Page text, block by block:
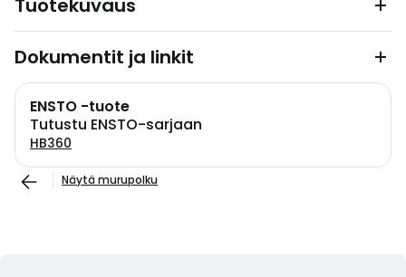
Tuotekuvaus
Dokumentit ja linkit
ENSTO -tuote
Tutustu ENSTO-sarjaan
HB360
Näytä murupolku